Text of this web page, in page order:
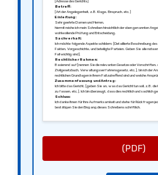
[Adresse des Gerichts]
Betreff:
[Art der Angelegenheit, z.B. Klage, Einspruch, etc.]
Einleitung:
Sehr geehrte Damen und Herren,
hiermit reiche ich mein Schreiben hinsichtlich der oben genannten
wohlwollende Prüfung und Entscheidung.
Sachverhalt:
Ich möchte folgende Aspekte schildern: [Detaillierte Beschreibung
Fakten, Vorgeschichte, und beteiligte Parteien. Geben Sie alle
Fall wichtig sind].
Rechtlicher Rahmen:
Basierend auf [nennen Sie die relevanten Gesetze oder Vorschriften,
Zivilgesetzbuch, Verwaltungsverfahrensgesetz, etc.], bin ich der
rechtlichen Grundlagen in Ihrem Fall zutreffend sind und welche
Zusammenfassung und Antrag:
Ich bitte das Gericht, [geben Sie an, was das Gericht tun soll, z.B.
zu fassen, etc.]. Ich bin überzeugt, dass dies rechtlich und sachlich
Schluss:
Ich danke Ihnen für Ihre Aufmerksamkeit und stehe für Rückfragen
bestätigen Sie den Eingang dieses Schreibens schriftlich.
(PDF)